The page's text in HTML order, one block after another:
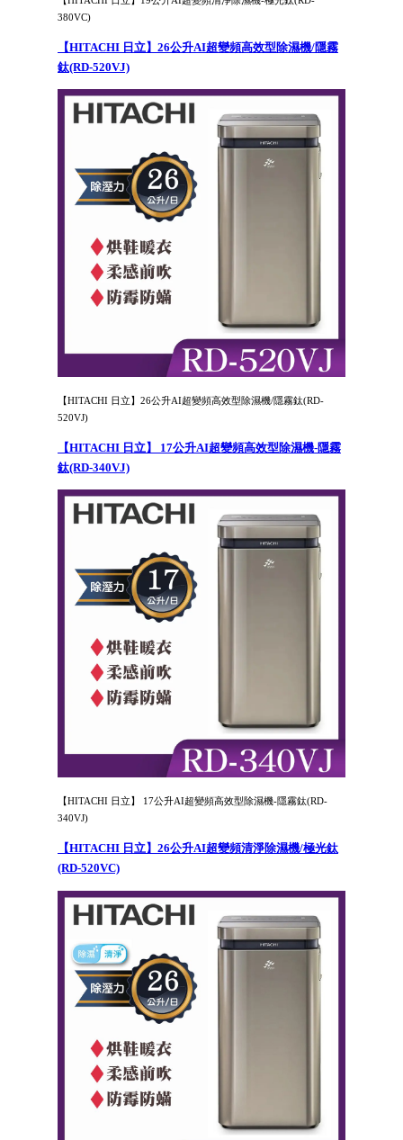
380VC)
【HITACHI 日立】26公升AI超變頻高效型除濕機/隱霧
鈦(RD-520VJ)
【HITACHI 日立】26公升AI超變頻高效型除濕機/隱霧鈦(RD-
520VJ)
【HITACHI 日立】 17公升AI超變頻高效型除濕機-隱霧
鈦(RD-340VJ)
【HITACHI 日立】 17公升AI超變頻高效型除濕機-隱霧鈦(RD-
340VJ)
【HITACHI 日立】26公升AI超變頻清淨除濕機/極光鈦
(RD-520VC)